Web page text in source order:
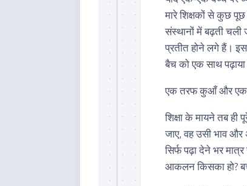
मारे शिक्षकों से कुछ
संस्थानों में बढ़ती चली
प्रतीत होने लगे हैं।
बैच को एक साथ पढ़ाया
एक तरफ कुआँ और एक
शिक्षा के मायने तब
जाए, वह उसी भाव और
सिर्फ पढ़ा देने भर
आकलन किसका हो? बच्चे